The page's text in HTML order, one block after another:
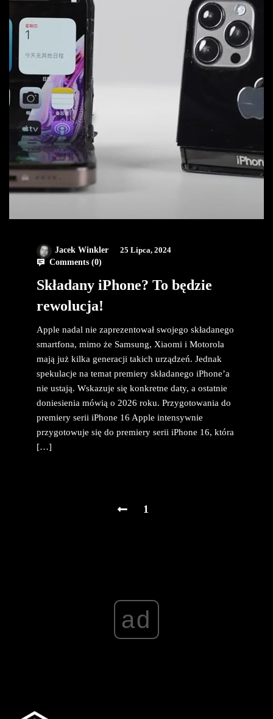
Jacek Winkler
25 Lipca, 2024
Comments (0)
Składany iPhone? To będzie
rewolucja!
Apple nadal nie zaprezentował swojego składanego
smartfona, mimo że Samsung, Xiaomi i Motorola
mają już kilka generacji takich urządzeń. Jednak
spekulacje na temat premiery składanego iPhone’a
nie ustają. Wskazuje się konkretne daty, a ostatnie
doniesienia mówią o 2026 roku. Przygotowania do
premiery serii iPhone 16 Apple intensywnie
przygotowuje się do premiery serii iPhone 16, która
[…]
1
ad